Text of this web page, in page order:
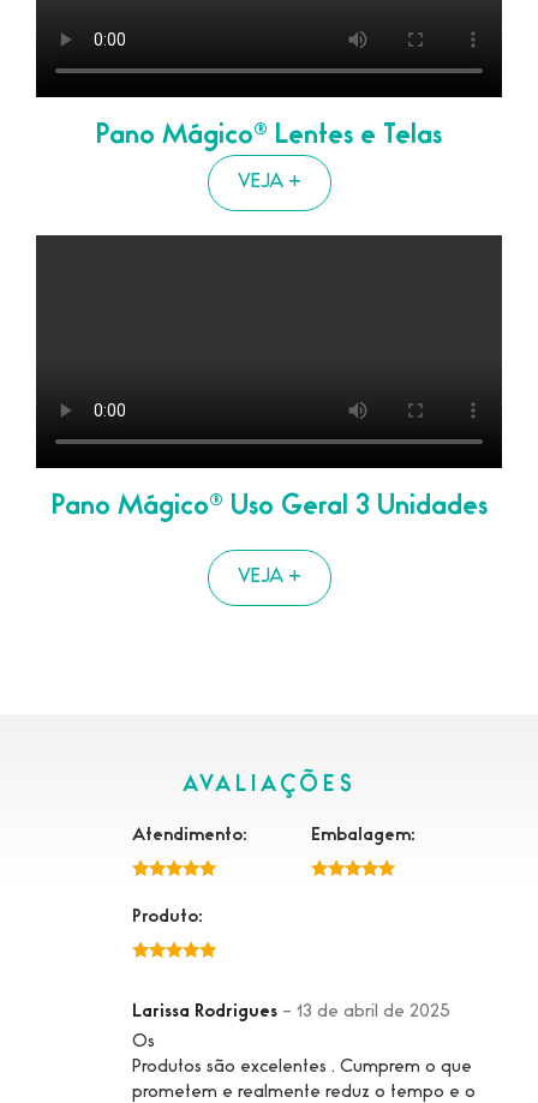
Pano Mágico® Lentes e Telas
VEJA +
Pano Mágico® Uso Geral 3 Unidades
VEJA +
AVALIAÇÕES
Atendimento: Embalagem:
Produto:
Larissa Rodrigues – 13 de abril de 2025
Os
Produtos são excelentes . Cumprem o que
prometem e realmente reduz o tempo e o